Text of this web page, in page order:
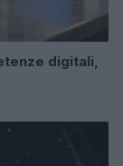
digitali,